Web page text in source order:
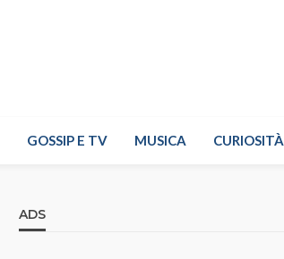
GOSSIP E TV MUSICA CURIOSITÀ
ADS